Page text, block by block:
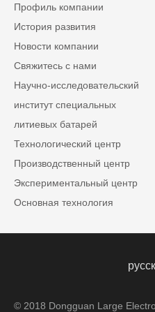
Профиль компании
История развития
Новости компании
Свяжитесь с нами
Научно-исследовательский
институт специальных
литиевых батарей
Технологический центр
Производственный центр
Экспериментальный центр
Основная технология
© 2018 Dongguan Large